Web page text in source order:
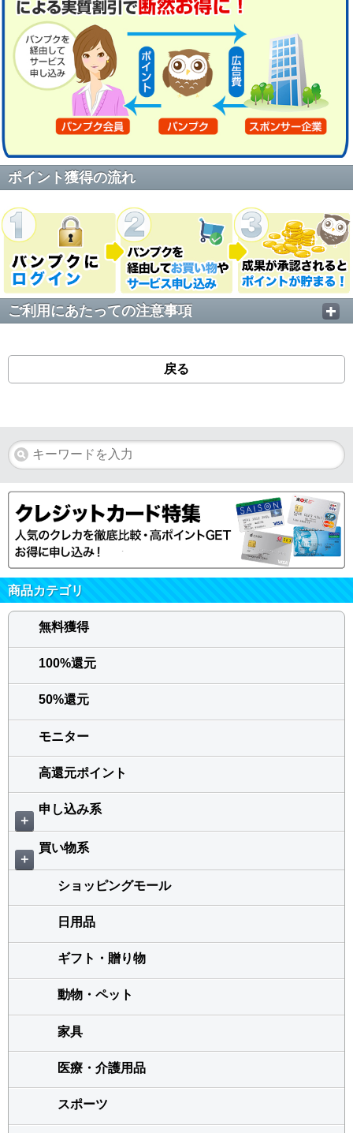
ポイント獲得の流れ
ご利用にあたっての注意事項
戻る
商品カテゴリ
無料獲得
100%還元
50%還元
モニター
高還元ポイント
＋
申し込み系
＋
買い物系
ショッピングモール
日用品
ギフト・贈り物
動物・ペット
家具
医療・介護用品
スポーツ